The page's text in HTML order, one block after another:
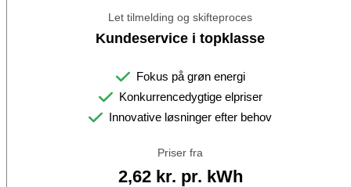
Let tilmelding og skifteproces
Kundeservice i topklasse
Fokus på grøn energi
Konkurrencedygtige elpriser
Innovative løsninger efter behov
Priser fra
2,62 kr. pr. kWh